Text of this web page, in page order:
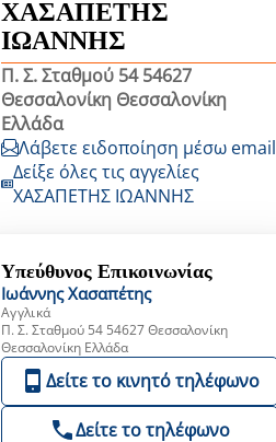
ΧΑΣΑΠΕΤΗΣ
ΙΩΑΝΝΗΣ
Π. Σ. Σταθμού 54 54627
Θεσσαλονίκη Θεσσαλονίκη
Ελλάδα
Λάβετε ειδοποίηση μέσω email
Δείξε όλες τις αγγελίες
ΧΑΣΑΠΕΤΗΣ ΙΩΑΝΝΗΣ
Υπεύθυνος Επικοινωνίας
Ιωάννης Χασαπέτης
Αγγλικά
Π. Σ. Σταθμού 54 54627 Θεσσαλονίκη
Θεσσαλονίκη Ελλάδα
Δείτε το κινητό τηλέφωνο
Δείτε το τηλέφωνο